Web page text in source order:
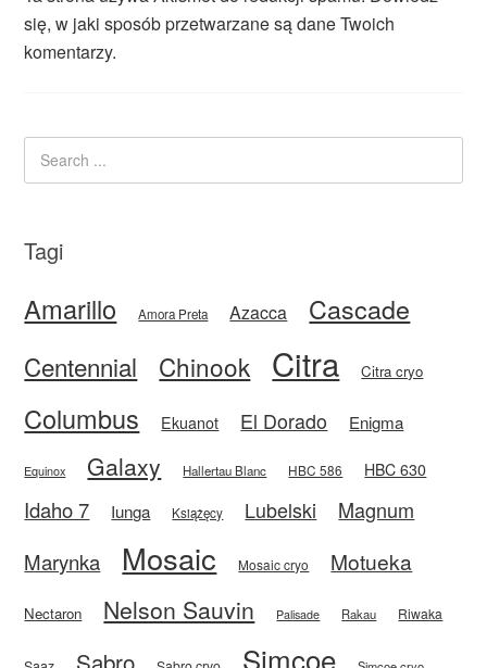
się, w jaki sposób przetwarzane są dane Twoich
komentarzy.
Tagi
Amarillo Amora Preta Azacca Cascade
Centennial Chinook Citra Citra cryo
Columbus Ekuanot El Dorado Enigma
Equinox Galaxy Hallertau Blanc HBC 586 HBC 630
Idaho 7 Iunga Książęcy Lubelski
Magnum
Marynka
Mosaic Mosaic cryo Motueka
Nectaron Nelson Sauvin Palisade Rakau Riwaka
Sabro Simcoe